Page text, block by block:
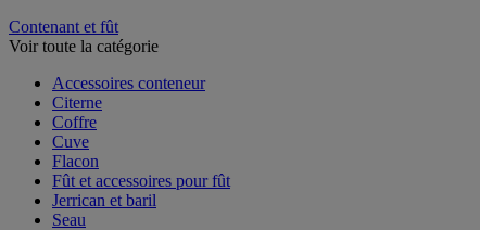
Contenant et fût
Voir toute la catégorie
Accessoires conteneur
Citerne
Coffre
Cuve
Flacon
Fût et accessoires pour fût
Jerrican et baril
Seau